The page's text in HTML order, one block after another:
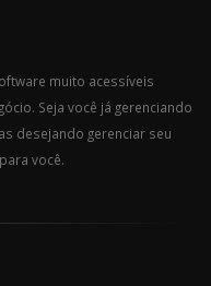
muito acessíveis
Seja você já gerenciando
desejando gerenciar seu
você.